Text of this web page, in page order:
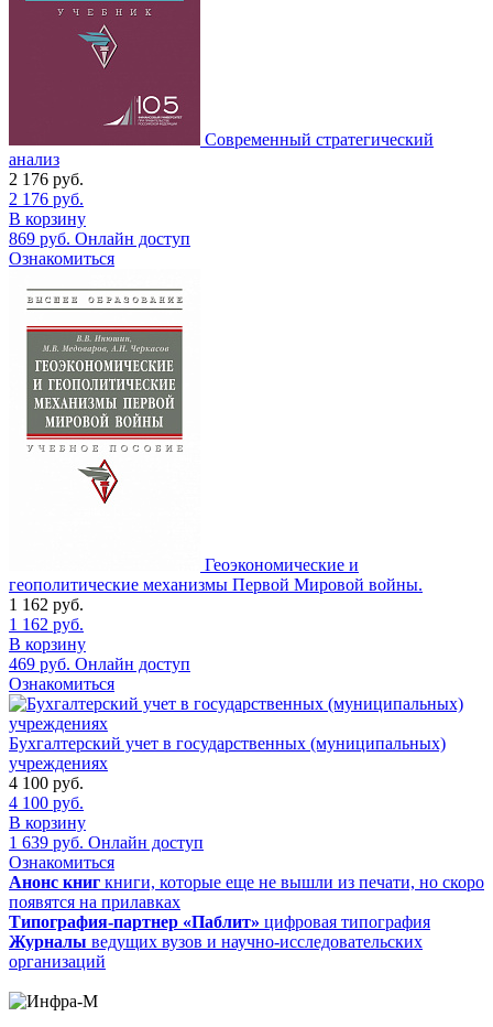
Современный стратегический
анализ
2 176 руб.
2 176 руб.
В корзину
869 руб. Онлайн доступ
Ознакомиться
Геоэкономические и
геополитические механизмы Первой Мировой войны.
1 162 руб.
1 162 руб.
В корзину
469 руб. Онлайн доступ
Ознакомиться
Бухгалтерский учет в государственных (муниципальных)
учреждениях
4 100 руб.
4 100 руб.
В корзину
1 639 руб. Онлайн доступ
Ознакомиться
Анонс книг книги, которые еще не вышли из печати, но скоро
появятся на прилавках
Типография-партнер «Паблит» цифровая типография
Журналы ведущих вузов и научно-исследовательских
организаций